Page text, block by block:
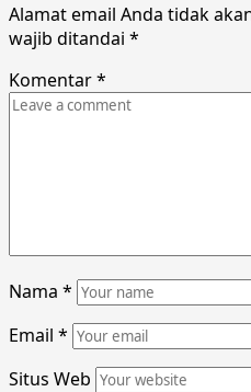
Alamat email Anda tidak
wajib ditandai *
Komentar*
Nama *
Email *
Situs Web